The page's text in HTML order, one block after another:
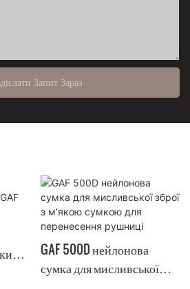
Запит Зараз
GAF 500D нейлонова
сумка для мисливської